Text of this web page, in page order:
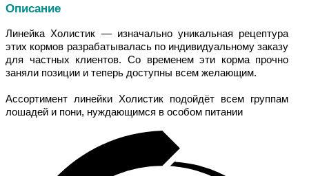
Описание
Линейка Холистик — изначально уникальная рецептура
этих кормов разрабатывалась по индивидуальному заказу
для частных клиентов. Со временем эти корма прочно
заняли позиции и теперь доступны всем желающим.
Ассортимент линейки Холистик подойдёт всем группам
лошадей и пони, нуждающимся в особом питании